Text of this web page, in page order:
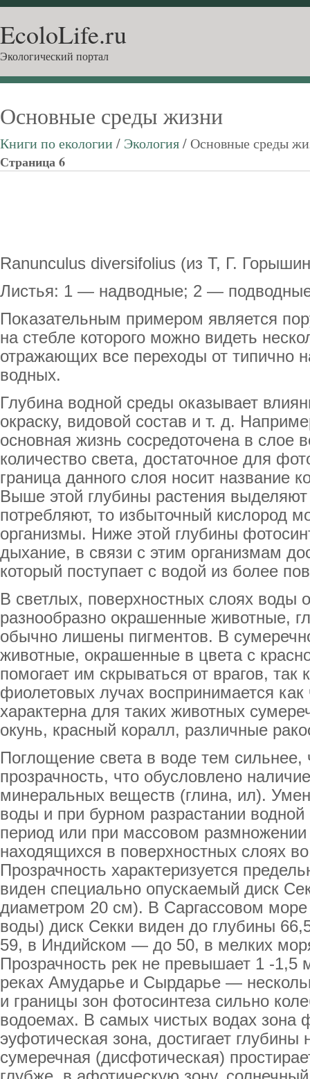
EcoloLife.ru
Экологический портал
Основные среды жизни
Книги по екологии / Экология/ Основные среды
Страница 6
Ranunculus diversifolius (из Т, Г.
Листья: 1 — надводные; 2 —
Показательным примером является
на стебле которого можно видеть
отражающих все переходы от типично
водных.
Глубина водной среды оказывает
окраску, видовой состав и т. д.
основная жизнь сосредоточена в слое
количество света, достаточное для
граница данного слоя носит название
Выше этой глубины растения
потребляют, то избыточный кислород
организмы. Ниже этой глубины
дыхание, в связи с этим организмам
который поступает с водой из более
В светлых, поверхностных слоях воды
разнообразно окрашенные животные,
обычно лишены пигментов. В
животные, окрашенные в цвета с
помогает им скрываться от врагов, так
фиолетовых лучах воспринимается
характерна для таких животных
окунь, красный коралл, различные
Поглощение света в воде тем
прозрачность, что обусловлено
минеральных веществ (глина, ил).
воды и при бурном разрастании водной
период или при массовом
находящихся в поверхностных слоях
Прозрачность характеризуется
виден специально опускаемый диск
диаметром 20 см). В Саргассовом
воды) диск Секки виден до глубины
59, в Индийском — до 50, в мелких
Прозрачность рек не превышает 1 -1,5
реках Амударье и Сырдарье —
и границы зон фотосинтеза сильно
водоемах. В самых чистых водах зона
эуфотическая зона, достигает
сумеречная (дисфотическая)